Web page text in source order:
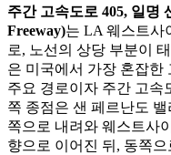
주간 고속도로 405, 일명
Freeway)는 LA 웨스트사
로, 노선의 상당 부분이
은 미국에서 가장 혼잡
주요 경로이자 주간 고속
쪽 종점은 샌 페르난도
쪽으로 내려와 웨스트사
향으로 이어진 뒤, 동쪽